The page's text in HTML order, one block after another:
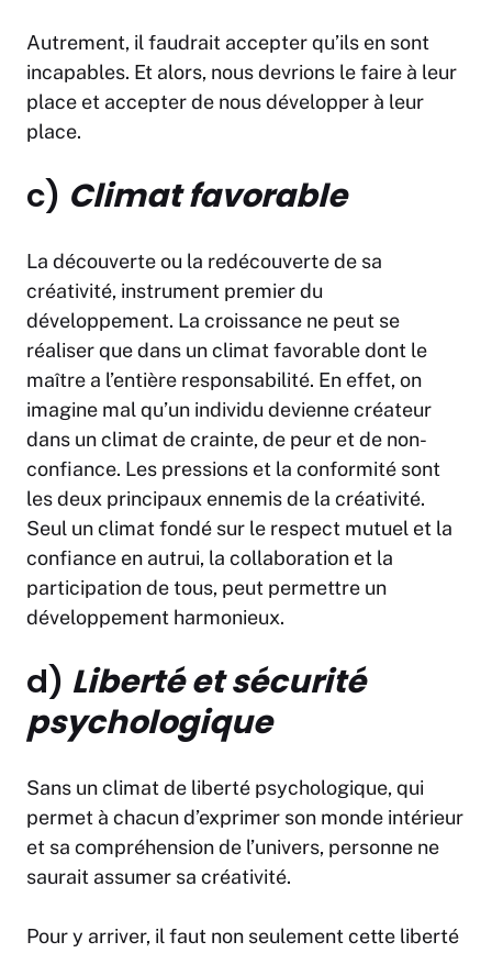
Autrement, il faudrait accepter qu’ils en sont
incapables. Et alors, nous devrions le faire à leur
place et accepter de nous développer à leur
place.
c) Climat favorable
La découverte ou la redécouverte de sa
créativité, instrument premier du
développement. La croissance ne peut se
réaliser que dans un climat favorable dont le
maître a l’entière responsabilité. En effet, on
imagine mal qu’un individu devienne créateur
dans un climat de crainte, de peur et de non-
confiance. Les pressions et la conformité sont
les deux principaux ennemis de la créativité.
Seul un climat fondé sur le respect mutuel et la
confiance en autrui, la collaboration et la
participation de tous, peut permettre un
développement harmonieux.
d) Liberté et sécurité
psychologique
Sans un climat de liberté psychologique, qui
permet à chacun d’exprimer son monde intérieur
et sa compréhension de l’univers, personne ne
saurait assumer sa créativité.
Pour y arriver, il faut non seulement cette liberté